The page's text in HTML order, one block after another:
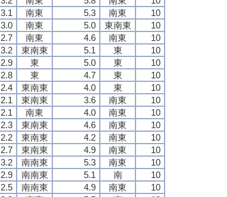
3.1 南東 5.3 南東
10
3.0 南東 5.0 東南東
10
2.7 南東 4.6 南東
10
3.2 東南東 5.1 東
10
2.9 東 5.0 東
10
2.8 東 4.7 東
10
2.4 東南東 4.0 東
10
2.1 東南東 3.6 南東
10
2.1 南東 4.0 南東
10
2.3 東南東 4.6 南東
10
2.2 東南東 4.2 南東
10
2.7 東南東 4.9 南東
10
3.2 南南東 5.3 南東
10
2.9 南南東 5.1 南
10
2.5 南南東 4.9 南東
10